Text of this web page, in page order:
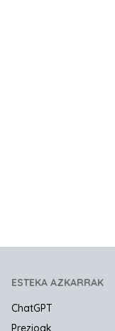
ESTEKA AZKARRAK
ChatGPT
Prezioak